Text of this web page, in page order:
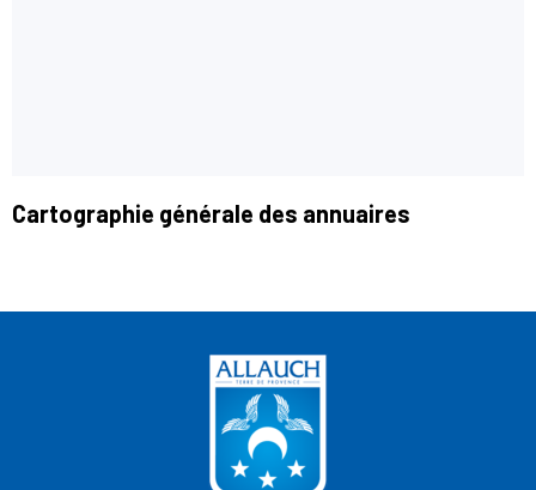
Cartographie générale des annuaires